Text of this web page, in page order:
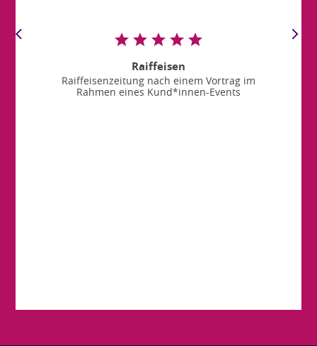
Raiffeisen
Raiffeisenzeitung nach einem Vortrag im
Rahmen eines Kund*innen-Events